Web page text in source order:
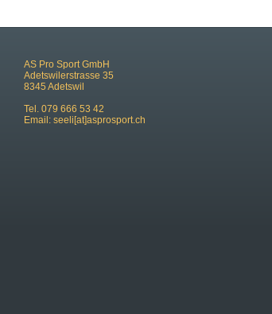
AS Pro Sport GmbH
Adetswilerstrasse 35
8345 Adetswil
Tel. 079 666 53 42
Email: seeli[at]asprosport.ch